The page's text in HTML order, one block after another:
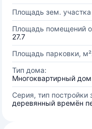
Площадь зем.
Площадь помещений
27.7
Площадь парковки,
Тип дома:
Многоквартирный дом
Серия, тип постройки
деревянный времён